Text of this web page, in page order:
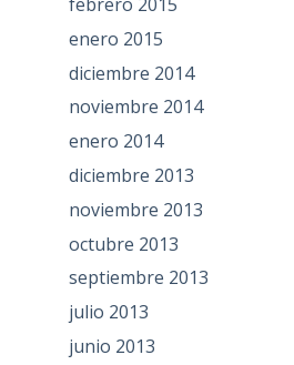
enero 2015
diciembre 2014
noviembre 2014
enero 2014
diciembre 2013
noviembre 2013
octubre 2013
septiembre 2013
julio 2013
junio 2013